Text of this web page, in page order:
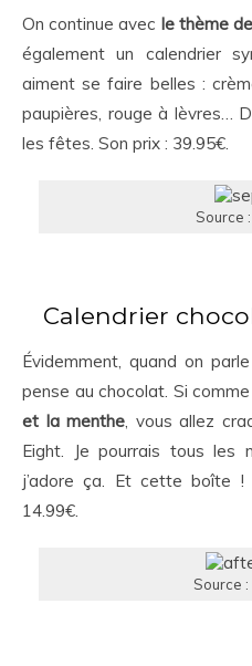
On continue avec le thème
également un calendrier
aiment se faire belles :
paupières, rouge à lèvres…
les fêtes. Son prix : 39.95€.
Source
Calendrier
Évidemment, quand on
pense au chocolat. Si
et la menthe, vous allez
Eight. Je pourrais tous les
j’adore ça. Et cette boîte !
14.99€.
Source